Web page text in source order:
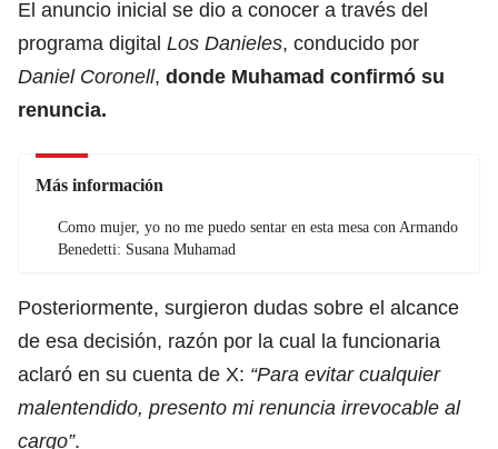
El anuncio inicial se dio a conocer a través del
programa digital Los Danieles, conducido por
Daniel Coronell, donde Muhamad confirmó su
renuncia.
Más información
Como mujer, yo no me puedo sentar en esta mesa con Armando
Benedetti: Susana Muhamad
Posteriormente, surgieron dudas sobre el alcance
de esa decisión, razón por la cual la funcionaria
aclaró en su cuenta de X: “Para evitar cualquier
malentendido, presento mi renuncia irrevocable al
cargo”.